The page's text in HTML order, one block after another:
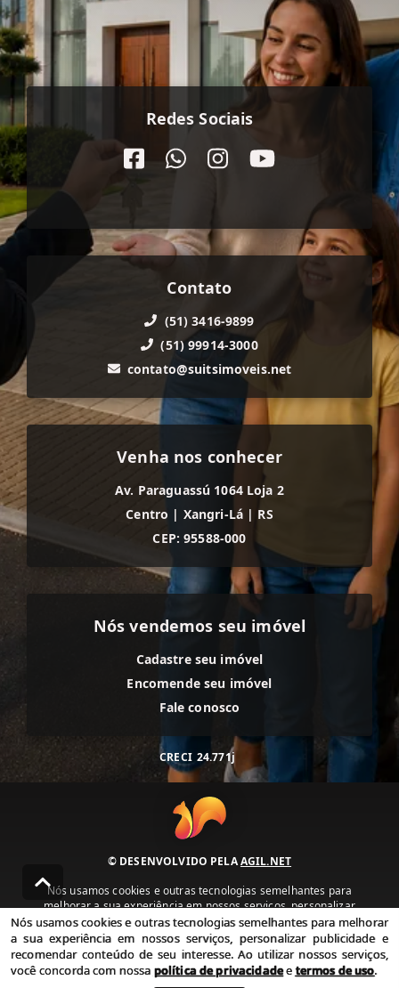
Redes Sociais
Contato
(51) 3416-9899
(51) 99914-3000
contato@suitsimoveis.net
Venha nos conhecer
Av. Paraguassú 1064 Loja 2
Centro | Xangri-Lá | RS
CEP: 95588-000
Nós vendemos seu imóvel
Cadastre seu imóvel
Encomende seu imóvel
Fale conosco
CRECI 24.771j
© DESENVOLVIDO PELAAGIL.NET
Nós usamos cookies e outras tecnologias semelhantes para
melhorar a sua experiência em nossos serviços, personalizar
publicidade e recomendar conteúdo de seu interesse. Ao utilizar
nossos serviços, você concorda com nossa política de privacidade e
termos de uso.
Política de Privacidade Termos de uso
Nós usamos cookies e outras tecnologias semelhantes para melhorar
a sua experiência em nossos serviços, personalizar publicidade e
recomendar conteúdo de seu interesse. Ao utilizar nossos serviços,
você concorda com nossa política de privacidadeetermos de uso.